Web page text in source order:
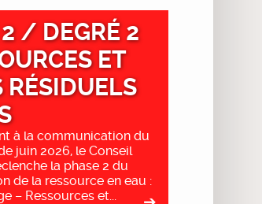
/ DEGRÉ 2
ET
RÉSIDUELS
à la communication du
juin 2026, le Conseil
la phase 2 du
de la ressource en eau :
– Ressources et...